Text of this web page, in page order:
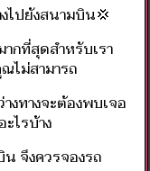
ไปยังสนามบิน💢
กที่สุดสำหรับเรา
ไม่สามารถ
งทางจะต้องพบเจอ
ไรบ้าง
น จึงควรจองรถ